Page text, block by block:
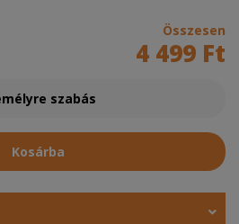
Összesen
4 499 Ft
szabás
Kosárba